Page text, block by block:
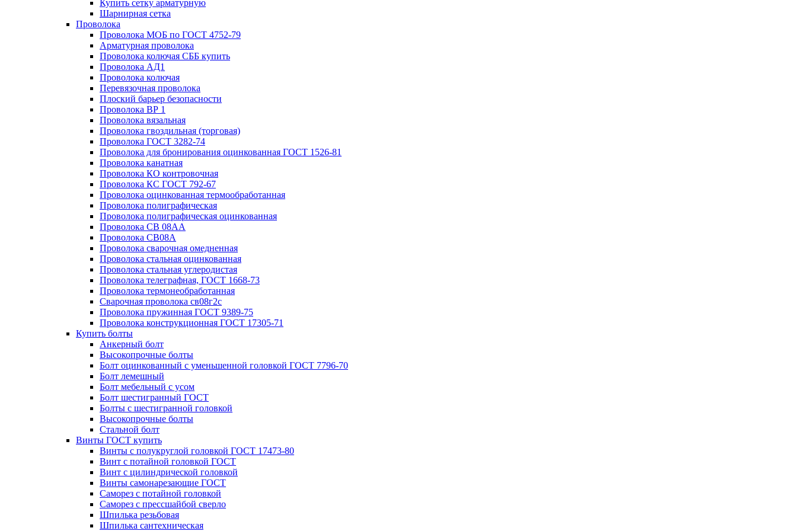
Купить сетку арматурную
Шарнирная сетка
Проволока
Проволока МОБ по ГОСТ 4752-79
Арматурная проволока
Проволока колючая СББ купить
Проволока АД1
Проволока колючая
Перевязочная проволока
Плоский барьер безопасности
Проволока ВР 1
Проволока вязальная
Проволока гвоздильная (торговая)
Проволока ГОСТ 3282-74
Проволока для бронирования оцинкованная ГОСТ 1526-81
Проволока канатная
Проволока КО контровочная
Проволока КС ГОСТ 792-67
Проволока оцинкованная термообработанная
Проволока полиграфическая
Проволока полиграфическая оцинкованная
Проволока СВ 08АА
Проволока СВ08А
Проволока сварочная омедненная
Проволока стальная оцинкованная
Проволока стальная углеродистая
Проволока телеграфная, ГОСТ 1668-73
Проволока термонеобработанная
Сварочная проволока св08г2с
Проволока пружинная ГОСТ 9389-75
Проволока конструкционная ГОСТ 17305-71
Купить болты
Анкерный болт
Высокопрочные болты
Болт оцинкованный с уменьшенной головкой ГОСТ 7796-70
Болт лемешный
Болт мебельный с усом
Болт шестигранный ГОСТ
Болты с шестигранной головкой
Высокопрочные болты
Стальной болт
Винты ГОСТ купить
Винты с полукруглой головкой ГОСТ 17473-80
Винт с потайной головкой ГОСТ
Винт с цилиндрической головкой
Винты самонарезающие ГОСТ
Саморез с потайной головкой
Саморез с прессшайбой сверло
Шпилька резьбовая
Шпилька сантехническая